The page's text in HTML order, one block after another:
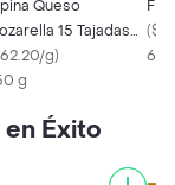
Queso
15 Tajadas
g
g)
g
(
6
Éxito